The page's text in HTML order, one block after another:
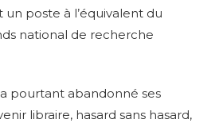
poste à l’équivalent du
national de recherche
pourtant abandonné ses
libraire, hasard sans hasard,